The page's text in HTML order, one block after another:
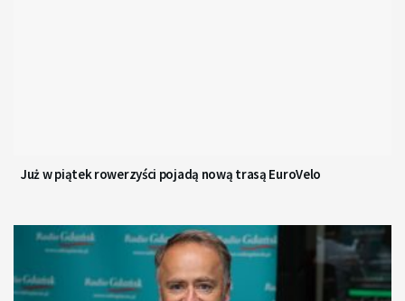
Już w piątek rowerzyści pojadą nową trasą EuroVelo